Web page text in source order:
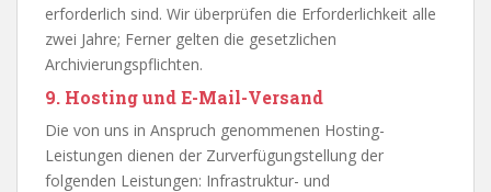
erforderlich sind. Wir überprüfen die Erforderlichkeit alle
zwei Jahre; Ferner gelten die gesetzlichen
Archivierungspflichten.
9. Hosting und E-Mail-Versand
Die von uns in Anspruch genommenen Hosting-
Leistungen dienen der Zurverfügungstellung der
folgenden Leistungen: Infrastruktur- und